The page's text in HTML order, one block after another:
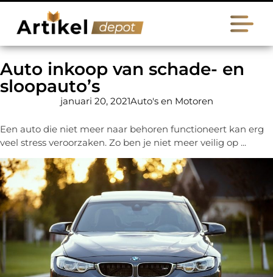
Auto inkoop van schade- en
sloopauto’s
januari 20, 2021Auto's en Motoren
Een auto die niet meer naar behoren functioneert kan erg
veel stress veroorzaken. Zo ben je niet meer veilig op ...